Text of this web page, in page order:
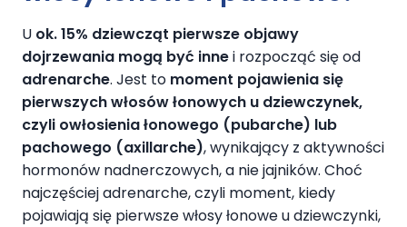
U ok. 15% dziewcząt pierwsze objawy
dojrzewania mogą być innei rozpocząć się od
adrenarche. Jest to moment pojawienia się
pierwszych włosów łonowych u dziewczynek,
czyli owłosienia łonowego (pubarche) lub
pachowego (axillarche), wynikający z aktywności
hormonów nadnerczowych, a nie jajników. Choć
najczęściej adrenarche, czyli moment, kiedy
pojawiają się pierwsze włosy łonowe u dziewczynki,